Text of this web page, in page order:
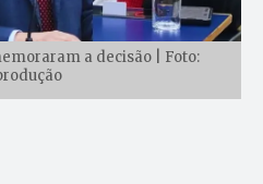
a decisão | Foto: